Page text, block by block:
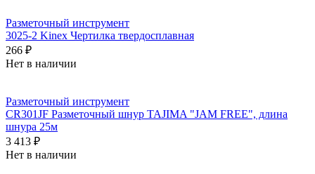
Разметочный инструмент
3025-2 Kinex Чертилка твердосплавная
266 ₽
Нет в наличии
Разметочный инструмент
CR301JF Разметочный шнур TAJIMA "JAM FREE", длина
шнура 25м
3 413 ₽
Нет в наличии